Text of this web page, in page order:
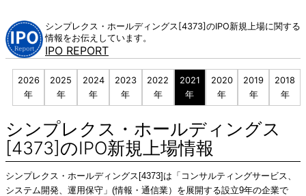
content
シンプレクス・ホールディングス[4373]のIPO新規上場に関する
情報をお伝えしています。
IPO REPORT
2026
年
2025
年
2024
年
2023
年
2022
年
2021
年
2020
年
2019
年
2018
年
シンプレクス・ホールディングス
[4373]のIPO新規上場情報
シンプレクス・ホールディングス[4373]は「コンサルティングサービス、
システム開発、運用保守」(情報・通信業）を展開する設立9年の企業で